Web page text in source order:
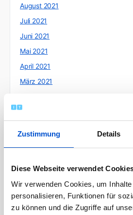
Zustimmung Details
Diese Webseite verwendet
Wir verwenden Cookies, um
personalisieren, Funktionen für
zu können und die Zugriffe auf
August 2021
Juli 2021
Juni 2021
Mai 2021
April 2021
März 2021
Januar 2021
September 2020
August 2020